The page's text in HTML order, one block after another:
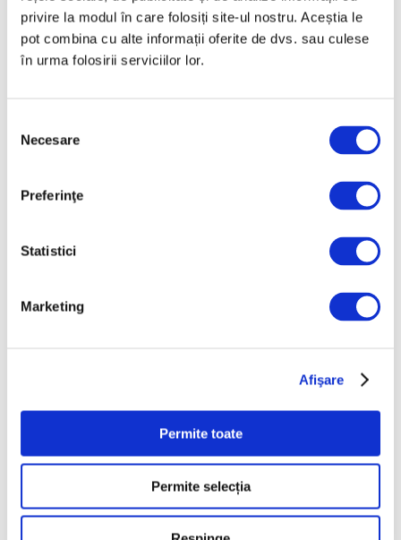
privire la modul în care folosiți site-ul nostru. Aceștia le
pot combina cu alte informații oferite de dvs. sau culese
în urma folosirii serviciilor lor.
consimțământului
Necesare
Preferinţe
Statistici
Marketing
Afişare
Permite toate
Permite selecția
7 August 2026
Operele lui Pollock și
Arhivă
August 2026